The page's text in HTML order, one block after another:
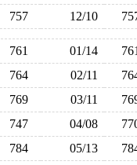
757 12/10
761 01/14
764 02/11
769 03/11
747 04/08
784 05/13